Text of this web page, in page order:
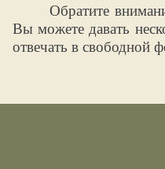
Обратите
Вы можете давать
отвечать в свободной